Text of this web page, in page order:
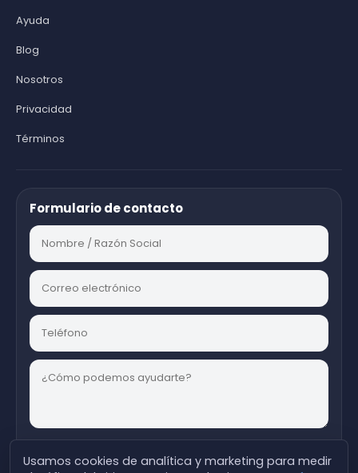
Ayuda
Blog
Nosotros
Privacidad
Términos
Formulario de contacto
Enviar
Usamos cookies de analítica y marketing para medir